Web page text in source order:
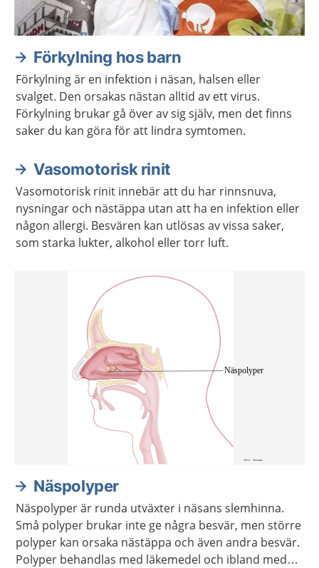
Förkylning hos barn
Förkylning är en infektion i näsan, halsen eller
svalget. Den orsakas nästan alltid av ett virus.
Förkylning brukar gå över av sig själv, men det finns
saker du kan göra för att lindra symtomen.
Vasomotorisk rinit
Vasomotorisk rinit innebär att du har rinnsnuva,
nysningar och nästäppa utan att ha en infektion eller
någon allergi. Besvären kan utlösas av vissa saker,
som starka lukter, alkohol eller torr luft.
Näspolyper
Näspolyper är runda utväxter i näsans slemhinna.
Små polyper brukar inte ge några besvär, men större
polyper kan orsaka nästäppa och även andra besvär.
Polyper behandlas med läkemedel och ibland med